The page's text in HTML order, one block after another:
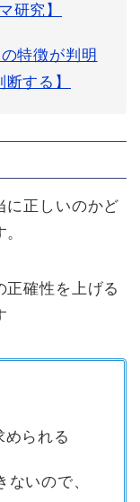
研究】
特徴が判明
する】
に正しいのかど
正確性を上げる
られる
いので、